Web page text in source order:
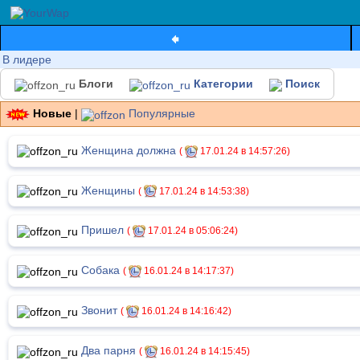
В лидере
Блоги
Категории Поиск
Новые | Популярные
Женщина должна ( 17.01.24 в 14:57:26)
Женщины ( 17.01.24 в 14:53:38)
Пришел ( 17.01.24 в 05:06:24)
Собака ( 16.01.24 в 14:17:37)
Звонит ( 16.01.24 в 14:16:42)
Два парня ( 16.01.24 в 14:15:45)